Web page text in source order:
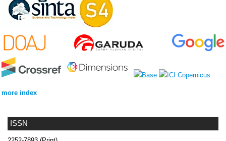
ISSN
more index